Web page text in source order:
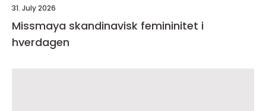
31. July 2026
Missmaya skandinavisk femininitet i
hverdagen